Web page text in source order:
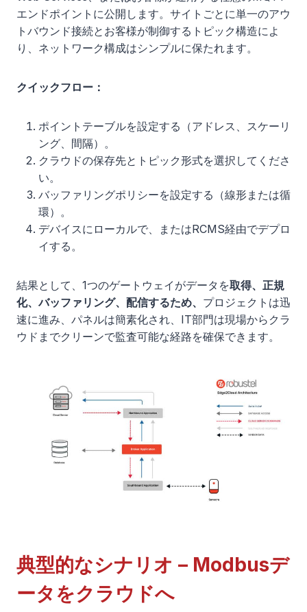
エンドポイントに公開します。サイトごとに単一のアウ
トバウンド接続とお客様が制御するトピック構造によ
り、ネットワーク構成はシンプルに保たれます。
クイックフロー：
ポイントテーブルを設定する（アドレス、スケーリ
ング、間隔）。
クラウドの保存先とトピック形式を選択してくださ
い。
バッファリングポリシーを設定する（線形または循
環）。
デバイスにローカルで、またはRCMS経由でデプロ
イする。
結果として、1つのゲートウェイがデータを取得、正規
化、バッファリング、配信するため、 プロジェクトは迅
速に進み、パネルは簡素化され、IT部門は現場からクラ
ウドまでクリーンで監査可能な経路を確保できます。
典型的なシナリオ – Modbusデ
ータをクラウドへ